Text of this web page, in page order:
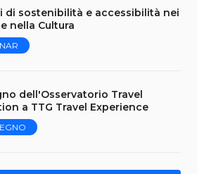
di sostenibilità e accessibilità nei
nella Cultura
dell'Osservatorio Travel
a TTG Travel Experience